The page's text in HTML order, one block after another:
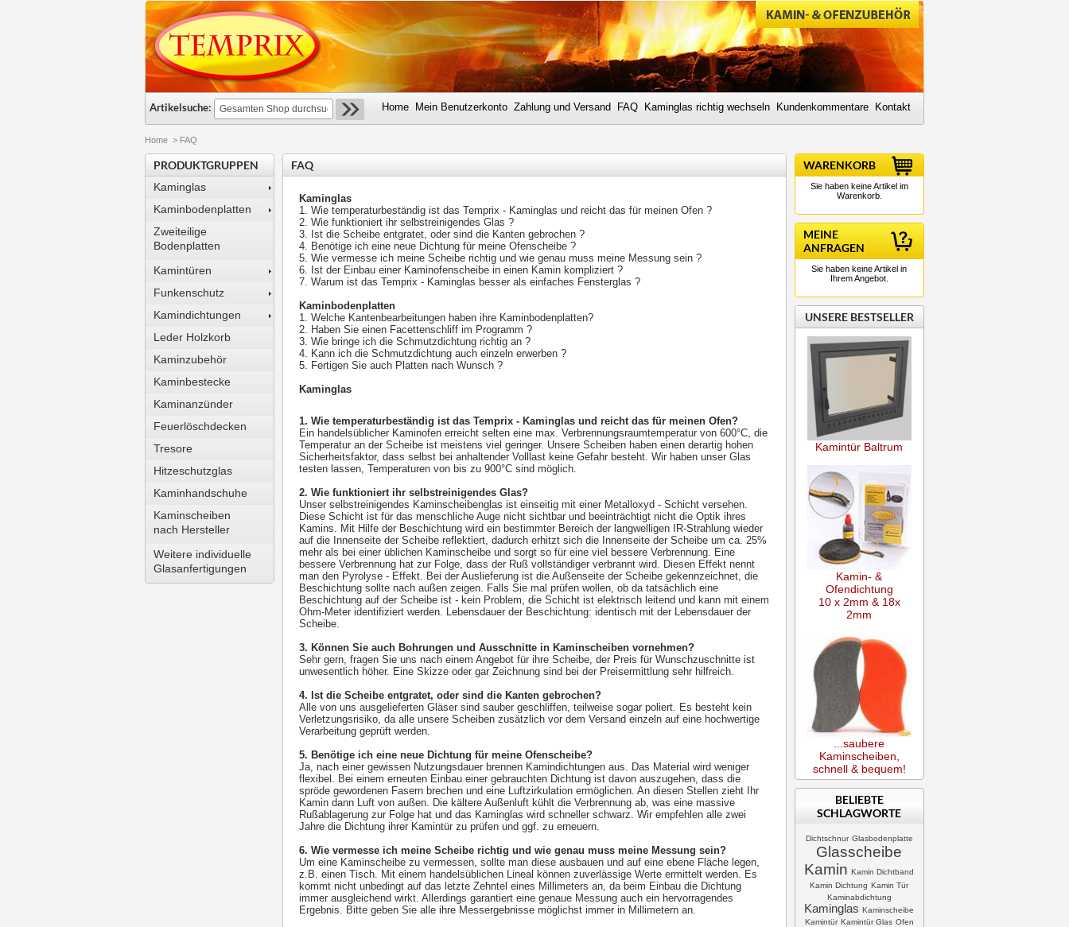
Artikelsuche: SUCHE
Home Mein Benutzerkonto Zahlung und Versand FAQ Kaminglas richtig wechseln Kundenkommentare Kontakt
Home > FAQ
PRODUKTGRUPPEN
Kaminglas
Kaminbodenplatten
Zweiteilige
Bodenplatten
Kamintüren
Funkenschutz
Kamindichtungen
Leder Holzkorb
Kaminzubehör
Kaminbestecke
Kaminanzünder
Feuerlöschdecken
Tresore
Hitzeschutzglas
Kaminhandschuhe
Kaminscheiben
nach Hersteller
Weitere individuelle
Glasanfertigungen
FAQ
Kaminglas
1. Wie temperaturbeständig ist das Temprix - Kaminglas und reicht das für meinen Ofen ?
2. Wie funktioniert ihr selbstreinigendes Glas ?
3. Ist die Scheibe entgratet, oder sind die Kanten gebrochen ?
4. Benötige ich eine neue Dichtung für meine Ofenscheibe ?
5. Wie vermesse ich meine Scheibe richtig und wie genau muss meine Messung sein ?
6. Ist der Einbau einer Kaminofenscheibe in einen Kamin kompliziert ?
7. Warum ist das Temprix - Kaminglas besser als einfaches Fensterglas ?
Kaminbodenplatten
1. Welche Kantenbearbeitungen haben ihre Kaminbodenplatten?
2. Haben Sie einen Facettenschliff im Programm ?
3. Wie bringe ich die Schmutzdichtung richtig an ?
4. Kann ich die Schmutzdichtung auch einzeln erwerben ?
5. Fertigen Sie auch Platten nach Wunsch ?
Kaminglas
1. Wie temperaturbeständig ist das Temprix - Kaminglas und reicht das für meinen Ofen?
Ein handelsüblicher Kaminofen erreicht selten eine max. Verbrennungsraumtemperatur von 600°C, die
Temperatur an der Scheibe ist meistens viel geringer. Unsere Scheiben haben einen derartig hohen
Sicherheitsfaktor, dass selbst bei anhaltender Volllast keine Gefahr besteht. Wir haben unser Glas
testen lassen, Temperaturen von bis zu 900°C sind möglich.
2. Wie funktioniert ihr selbstreinigendes Glas?
Unser selbstreinigendes Kaminscheibenglas ist einseitig mit einer Metalloxyd - Schicht versehen.
Diese Schicht ist für das menschliche Auge nicht sichtbar und beeinträchtigt nicht die Optik ihres
Kamins. Mit Hilfe der Beschichtung wird ein bestimmter Bereich der langwelligen IR-Strahlung wieder
auf die Innenseite der Scheibe reflektiert, dadurch erhitzt sich die Innenseite der Scheibe um ca. 25%
mehr als bei einer üblichen Kaminscheibe und sorgt so für eine viel bessere Verbrennung. Eine
bessere Verbrennung hat zur Folge, dass der Ruß vollständiger verbrannt wird. Diesen Effekt nennt
man den Pyrolyse - Effekt. Bei der Auslieferung ist die Außenseite der Scheibe gekennzeichnet, die
Beschichtung sollte nach außen zeigen. Falls Sie mal prüfen wollen, ob da tatsächlich eine
Beschichtung auf der Scheibe ist - kein Problem, die Schicht ist elektrisch leitend und kann mit einem
Ohm-Meter identifiziert werden. Lebensdauer der Beschichtung: identisch mit der Lebensdauer der
Scheibe.
3. Können Sie auch Bohrungen und Ausschnitte in Kaminscheiben vornehmen?
Sehr gern, fragen Sie uns nach einem Angebot für ihre Scheibe, der Preis für Wunschzuschnitte ist
unwesentlich höher. Eine Skizze oder gar Zeichnung sind bei der Preisermittlung sehr hilfreich.
4. Ist die Scheibe entgratet, oder sind die Kanten gebrochen?
Alle von uns ausgelieferten Gläser sind sauber geschliffen, teilweise sogar poliert. Es besteht kein
Verletzungsrisiko, da alle unsere Scheiben zusätzlich vor dem Versand einzeln auf eine hochwertige
Verarbeitung geprüft werden.
5. Benötige ich eine neue Dichtung für meine Ofenscheibe?
Ja, nach einer gewissen Nutzungsdauer brennen Kamindichtungen aus. Das Material wird weniger
flexibel. Bei einem erneuten Einbau einer gebrauchten Dichtung ist davon auszugehen, dass die
spröde gewordenen Fasern brechen und eine Luftzirkulation ermöglichen. An diesen Stellen zieht Ihr
Kamin dann Luft von außen. Die kältere Außenluft kühlt die Verbrennung ab, was eine massive
Rußablagerung zur Folge hat und das Kaminglas wird schneller schwarz. Wir empfehlen alle zwei
Jahre die Dichtung ihrer Kamintür zu prüfen und ggf. zu erneuern.
6. Wie vermesse ich meine Scheibe richtig und wie genau muss meine Messung sein?
Um eine Kaminscheibe zu vermessen, sollte man diese ausbauen und auf eine ebene Fläche legen,
z.B. einen Tisch. Mit einem handelsüblichen Lineal können zuverlässige Werte ermittelt werden. Es
kommt nicht unbedingt auf das letzte Zehntel eines Millimeters an, da beim Einbau die Dichtung
immer ausgleichend wirkt. Allerdings garantiert eine genaue Messung auch ein hervorragendes
Ergebnis. Bitte geben Sie alle ihre Messergebnisse möglichst immer in Millimetern an.
WARENKORB
Sie haben keine Artikel im
Warenkorb.
MEINE
ANFRAGEN
Sie haben keine Artikel in
Ihrem Angebot.
UNSERE BESTSELLER
Kamintür Baltrum
Kamin- &
Ofendichtung
10 x 2mm & 18x
2mm
...saubere
Kaminscheiben,
schnell & bequem!
BELIEBTE
SCHLAGWORTE
Dichtschnur Glasbodenplatte
Glasscheibe
Kamin Kamin Dichtband
Kamin Dichtung Kamin Tür
Kaminabdichtung
Kaminglas Kaminscheibe
Kamintür Kamintür Glas Ofen